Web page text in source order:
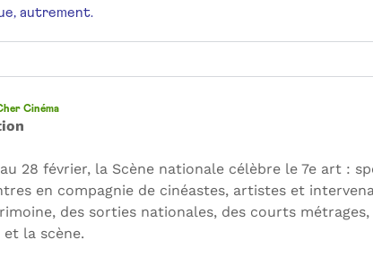
autrement.
Cinéma
28 février, la Scène nationale célèbre le 7e art :
en compagnie de cinéastes, artistes et
des sorties nationales, des courts
et la scène.